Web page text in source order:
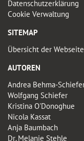
Datenschutzerklärung
Cookie Verwaltung
SITEMAP
Übersicht der Webseite
AUTOREN
Andrea Behma-
Wolfgang Schiefer
Kristina O'Donoghue
Nicola Kassat
Anja Baumbach
Dr. Melanie Stehle